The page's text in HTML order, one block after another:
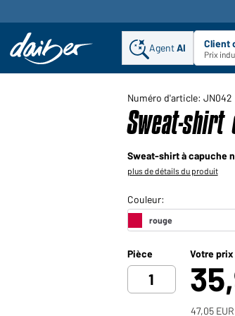
AgentAI Client
Prix
Numéro d'article: JN042
Sweat-shirt
Sweat-shirt à capuche
plus de détails du produit
Pièce Votre
47,05